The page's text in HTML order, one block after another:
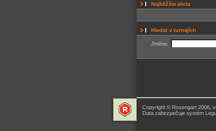
Najbližšia akcia
Hledat v turnajích
Jméno:
Copyright © Rosengart 2006,
Data zabezpečuje systém